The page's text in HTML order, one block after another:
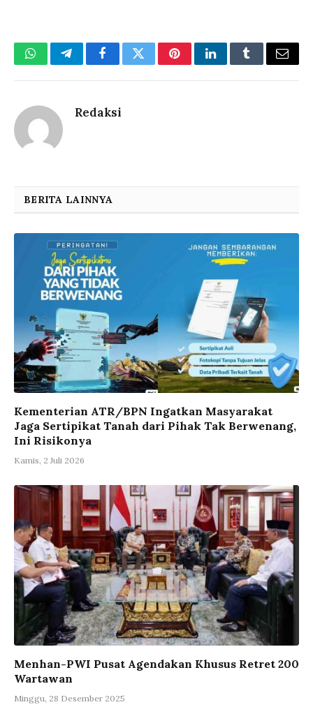
WhatsAppTelegramFacebookTwitterPinterestLinkedInTumblrEmail
Redaksi
BERITA LAINNYA
Kementerian ATR/BPN Ingatkan Masyarakat
Jaga Sertipikat Tanah dari Pihak Tak Berwenang,
Ini Risikonya
Kamis, 2 Juli 2026
Menhan-PWI Pusat Agendakan Khusus Retret 200
Wartawan
Minggu, 28 Desember 2025